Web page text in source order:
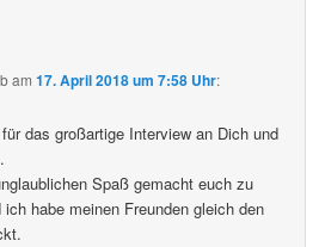
am17. April 2018 um 7:58 Uhr:
das großartige Interview an Dich und
Spaß gemacht euch zu
ich habe meinen Freunden gleich den